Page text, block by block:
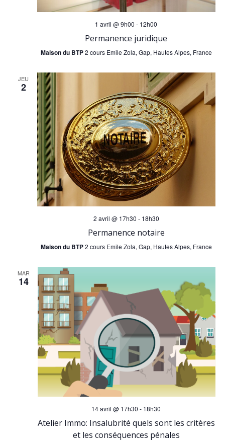
1 avril @ 9h00 - 12h00
Permanence juridique
Maison du BTP2 cours Emile Zola, Gap, Hautes Alpes, France
JEU
2
2 avril @ 17h30 - 18h30
Permanence notaire
Maison du BTP2 cours Emile Zola, Gap, Hautes Alpes, France
MAR
14
14 avril @ 17h30 - 18h30
Atelier Immo: Insalubrité quels sont les critères
et les conséquences pénales